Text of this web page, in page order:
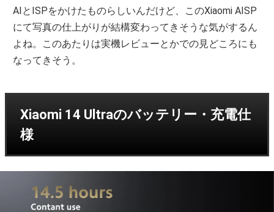
AIとISPをかけたものらしいんだけど、このXiaomi AISP
にて写真の仕上がりが結構変わってきそうな気がするん
よね。このあたりは実機レビューとかでの見どころにも
なってきそう。
Xiaomi 14 Ultraのバッテリー・充電仕
様